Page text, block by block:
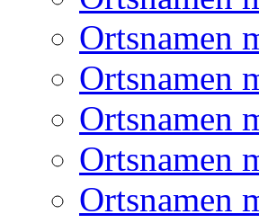
Ortsnamen
Ortsnamen
Ortsnamen
Ortsnamen
Ortsnamen